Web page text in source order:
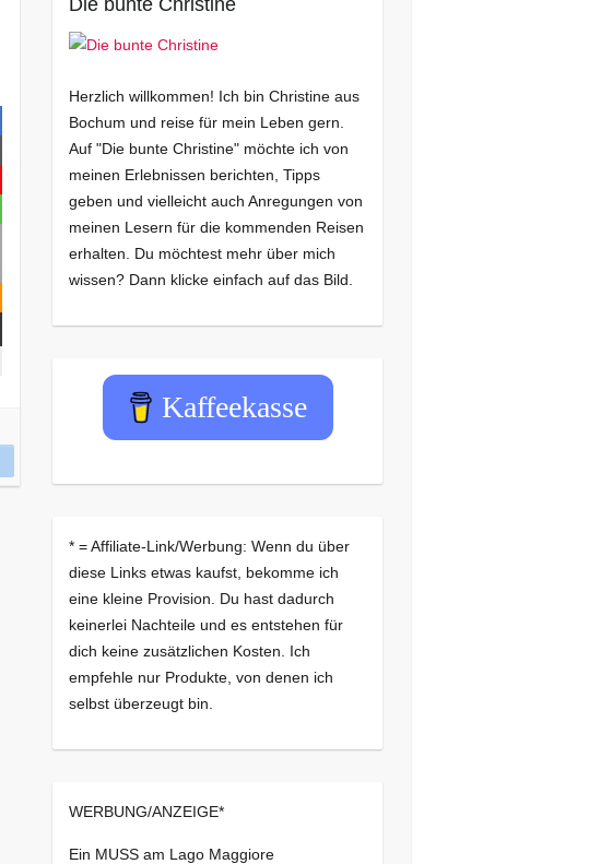
Die bunte Christine
Herzlich willkommen! Ich bin Christine aus
Bochum und reise für mein Leben gern.
Auf "Die bunte Christine" möchte ich von
meinen Erlebnissen berichten, Tipps
geben und vielleicht auch Anregungen von
meinen Lesern für die kommenden Reisen
erhalten. Du möchtest mehr über mich
wissen? Dann klicke einfach auf das Bild.
Kaffeekasse
* = Affiliate-Link/Werbung: Wenn du über
diese Links etwas kaufst, bekomme ich
eine kleine Provision. Du hast dadurch
keinerlei Nachteile und es entstehen für
dich keine zusätzlichen Kosten. Ich
empfehle nur Produkte, von denen ich
selbst überzeugt bin.
WERBUNG/ANZEIGE*
Ein MUSS am Lago Maggiore